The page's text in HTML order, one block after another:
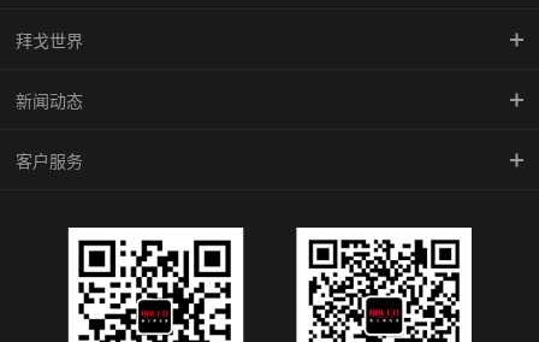
慧智金·尚品系列
竞速系列
型动系列
拜戈世界
品牌传承
馆藏珍品
新闻动态
新闻中心
客户服务